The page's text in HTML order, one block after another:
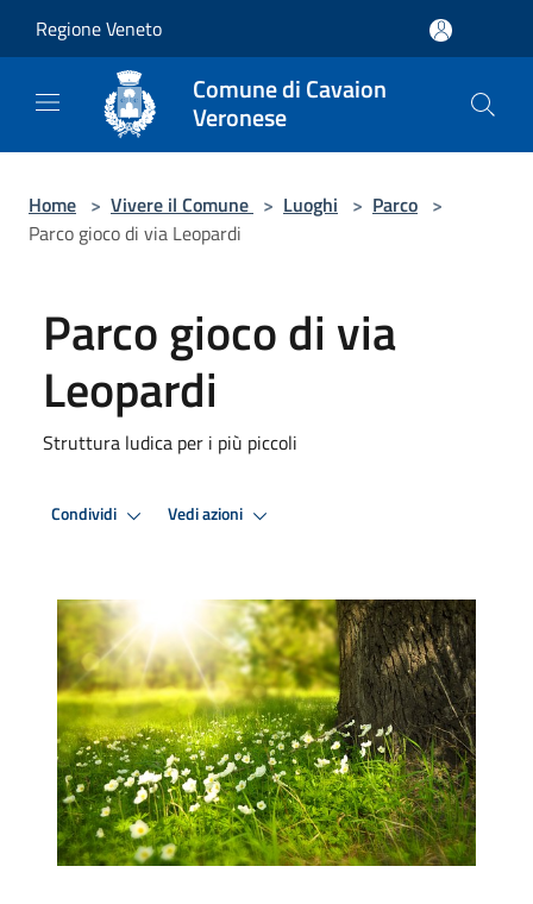
Regione Veneto
Comune di Cavaion
Veronese
Home > Vivere il Comune > Luoghi > Parco >
Parco gioco di via Leopardi
Parco gioco di via
Leopardi
Struttura ludica per i più piccoli
Condividi Vedi azioni